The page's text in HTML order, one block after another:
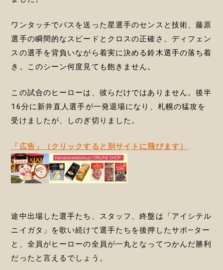
ワンタッチでパスを送った星選手のセンスと技術、藤原
選手の瞬間的なスピードとクロスの正確さ、ディフェン
スの選手を背負いながら着実に決める鈴木選手の落ち着
き。このシーン何度見ても飽きません。
この試合のヒーローは、彼らだけではありません。後半
16分に新井直人選手が一発退場になり、札幌の猛攻を
受けましたが、しのぎ切りました。
「広告」（クリックすると別サイトに飛びます）
途中出場した選手たち、スタッフ、終盤は「アイシテル
ニイガタ」を歌い続けて選手たちを後押したサポ―ター
と、全員がヒーローの全員が一丸となってつかんだ勝利
だったと言えるでしょう。